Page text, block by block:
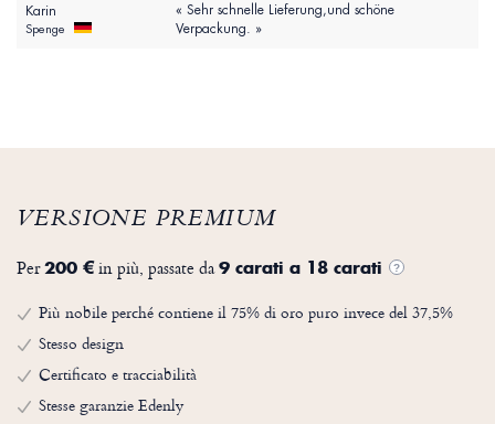
Karin
Spenge
« Sehr schnelle Lieferung,und schöne
Verpackung. »
VERSIONE PREMIUM
Per200 €in più, passate da9 carati a 18 carati ?
Più nobile perché contiene il 75% di oro puro invece del 37,5%
Stesso design
Certificato e tracciabilità
Stesse garanzie Edenly